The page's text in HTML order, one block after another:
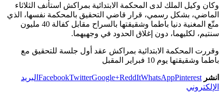
وكان وكيل الملك لدى المحكمة الابتدائية بمراكش استأنف الثلاثاء
الماضي، بشكل رسمي، قرار قاضي التحقيق بالمحكمة نفسها، الذي
متّع المغنية دنيا باطما وشقيقتها بالسراح مقابل كفالة 40 مليون
سنتيم، لكليهما، دون إغلاق الحدود في وجهيهما.
وقررت المحكمة الابتدائية بمراكش عقد أول جلسة للتحقيق مع
باطما وشقيقتها يوم 10 فبراير المقبل
انشر FacebookTwitterGoogle+ReddItWhatsAppPinterest
البريد
الإلكتروني